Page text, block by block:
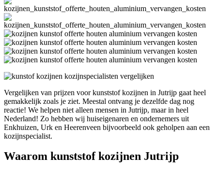
Vergelijken van prijzen voor kunststof kozijnen in Jutrijp gaat heel
gemakkelijk zoals je ziet. Meestal ontvang je dezelfde dag nog
reactie! We helpen niet alleen mensen in Jutrijp, maar in heel
Nederland! Zo hebben wij huiseigenaren en ondernemers uit
Enkhuizen, Urk en Heerenveen bijvoorbeeld ook geholpen aan een
kozijnspecialist.
Waarom kunststof kozijnen Jutrijp